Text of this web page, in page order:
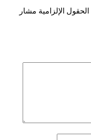
الحقول الإلزامية مشار